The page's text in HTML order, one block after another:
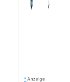
* Anzeige